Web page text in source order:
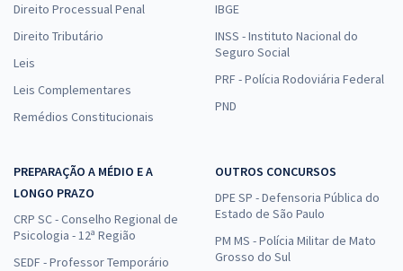
à vista
R$36,66
Economize R$ 109,98 (-20%)
Comprar
EMBRAPA - Empresa Brasileira de Pesquisa Agropecuária - Opção
40002319: Analista – Área: Gestão de Pessoas - Subárea:
Desenvolvimento Humano
à vista
ou 12x de
R$36,66
Direito Processual Penal
Direito Tributário
Leis
Leis Complementares
Remédios Constitucionais
IBGE
INSS - Instituto Nacional do
Seguro Social
PRF - Polícia Rodoviária Federal
PND
PREPARAÇÃO A MÉDIO E A
LONGO PRAZO
CRP SC - Conselho Regional de
Psicologia - 12ª Região
SEDF - Professor Temporário
OUTROS CONCURSOS
DPE SP - Defensoria Pública do
Estado de São Paulo
PM MS - Polícia Militar de Mato
Grosso do Sul